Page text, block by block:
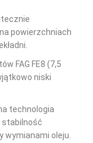
powierzchniach
FAG FE8 (7,5
niski
technologia
stabilność
wymianami oleju.